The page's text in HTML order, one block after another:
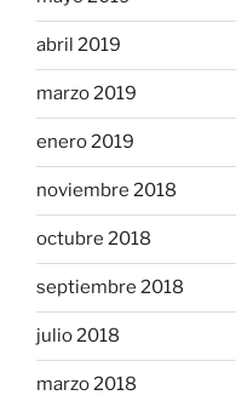
abril 2019
marzo 2019
enero 2019
noviembre 2018
octubre 2018
septiembre 2018
julio 2018
marzo 2018